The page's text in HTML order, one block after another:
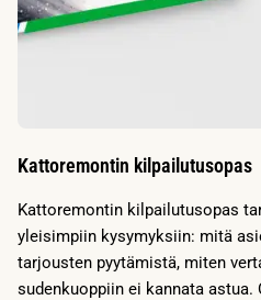
Kattoremontin kilpailutusopas
Kattoremontin kilpailutusopas
yleisimpiin kysymyksiin: mitä
tarjousten pyytämistä, miten
sudenkuoppiin ei kannata astua.